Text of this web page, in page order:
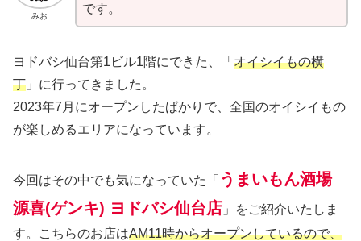
みお
です。
ヨドバシ仙台第1ビル1階にできた、「 オイシイもの横
丁 」に行ってきました。
2023年7月にオープンしたばかりで、全国のオイシイもの
が楽しめるエリアになっています。
今回はその中でも気になっていた「 うまいもん酒場
源喜(ゲンキ) ヨドバシ仙台店 」をご紹介いたしま
す。こちらのお店はAM11時からオープンしているので、